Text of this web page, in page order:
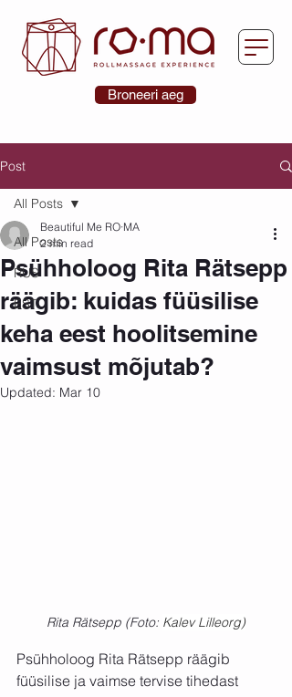
Broneeri aeg
Post
All Posts
RUS
EST
All Posts
Psühholoog Rita Rätsepp
räägib: kuidas füüsilise
keha eest hoolitsemine
vaimsust mõjutab?
Beautiful Me RO·MA
2 min read
Updated: Mar 10
Rita Rätsepp (Foto: Kalev Lilleorg)
Psühholoog Rita Rätsepp räägib
füüsilise ja vaimse tervise tihedast